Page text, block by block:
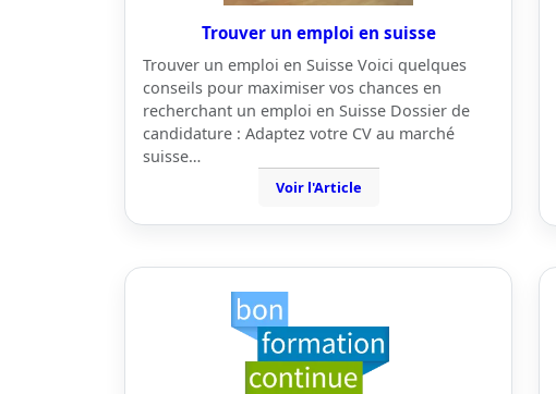
Trouver un emploi en suisse
Trouver un emploi en Suisse Voici quelques
conseils pour maximiser vos chances en
recherchant un emploi en Suisse Dossier de
candidature : Adaptez votre CV au marché
suisse…
Voir l'Article